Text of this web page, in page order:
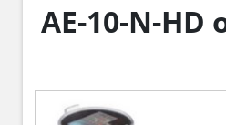
AE-10-N-HD